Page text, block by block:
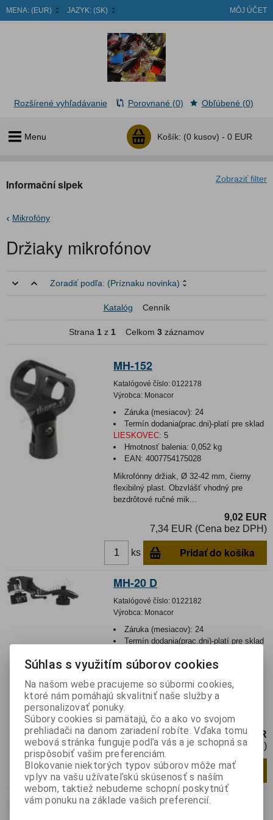
MENA: (EUR) JAZYK: (SK) MÔJ ÚČET
Menu Košík: (0 kusov) - 0 EUR
Rozšírené vyhľadávanie Porovnané (0) Obľúbené (0)
Zobraziť filter
Informační slpek
Mikrofóny
Držiaky mikrofónov
Zoradiť podľa: (Príznaku novinka)
Katalóg Cenník
Strana 1 z 1 Celkom 3 záznamov
MH-152
Katalógové číslo: 0122178
Výrobca: Monacor
Záruka (mesiacov): 24
Termín dodania(prac.dni)-platí pre sklad
LIESKOVEC: 5
Hmotnosť balenia:0,052 kg
EAN:4007754175028
Mikrofónny držiak, Ø 32-42 mm, čierny
flexibilný plast. Obzvlášť vhodný pre
bezdrôtové ručné mik...
9,02 EUR
7,34 EUR (Cena bez DPH)
ks Pridať do košíka
MH-20 D
Katalógové číslo: 0122182
Výrobca: Monacor
Záruka (mesiacov): 24
Termín dodania(prac.dni)-platí pre sklad
Hmotnosť:0,105 kg
Držiak mikrofónu Obzvlášť vhodný na
montáž na bubny 9 mm (⅜") upevnenie
mikrofónu 16 mm (⅝"...
18,95 EUR
15,41 EUR (Cena bez DPH)
ks Pridať do košíka
MH-99/SW
Súhlas s využitím súborov cookies
Na našom webe pracujeme so súbormi cookies,
ktoré nám pomáhajú skvalitniť naše služby a
personalizovať ponuky.
Súbory cookies si pamätajú, čo a ako vo svojom
prehliadači na danom zariadení robíte. Vďaka tomu
webová stránka funguje podľa vás a je schopná sa
prispôsobiť vašim preferenciám.
Blokovanie niektorých typov súborov môže mať
vplyv na vašu užívateľskú skúsenosť s naším
webom, taktiež nebudeme schopní poskytnúť
vám ponuku na základe vašich preferencií.